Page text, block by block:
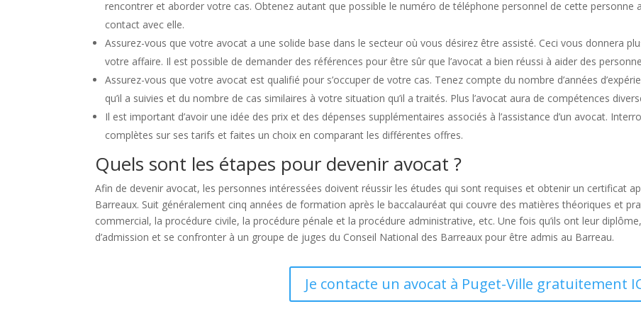
rencontrer et aborder votre cas. Obtenez autant que possible le numéro de téléphone personnel de cette personne
contact avec elle.
Assurez-vous que votre avocat a une solide base dans le secteur où vous désirez être assisté. Ceci vous donnera
votre affaire. Il est possible de demander des références pour être sûr que l’avocat a bien réussi à aider des
Assurez-vous que votre avocat est qualifié pour s’occuper de votre cas. Tenez compte du nombre d’années
qu’il a suivies et du nombre de cas similaires à votre situation qu’il a traités. Plus l’avocat aura de compétences
Il est important d’avoir une idée des prix et des dépenses supplémentaires associés à l’assistance d’un avocat.
complètes sur ses tarifs et faites un choix en comparant les différentes offres.
Quels sont les étapes pour devenir avocat ?
Afin de devenir avocat, les personnes intéressées doivent réussir les études qui sont requises et obtenir un certificat
Barreaux. Suit généralement cinq années de formation après le baccalauréat qui couvre des matières théoriques et
commercial, la procédure civile, la procédure pénale et la procédure administrative, etc. Une fois qu’ils ont leur
d’admission et se confronter à un groupe de juges du Conseil National des Barreaux pour être admis au Barreau.
Je contacte un avocat à Puget-Ville gratuitement